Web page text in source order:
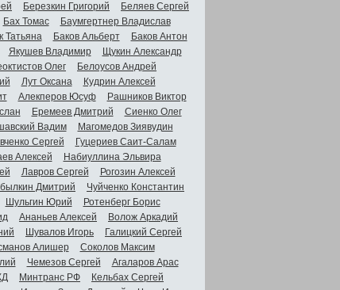
Березкин Григорий
Беляев Сергей
Бах Томас
Баумгертнер Владислав
Татьяна Баков Альберт
Баков Антон
Якушев Владимир
Щукин Александр
Олег
Белоусов Андрей
Лут Оксана
Кудрин Алексей
Алекперов Юсуф
Рашников Виктор
Еремеев Дмитрий
Сиенко Олег
Вадим
Магомедов Зиявудин
Сергей
Гуцериев Саит-Салам
Алексей
Набиуллина Эльвира
Лавров Сергей
Рогозин Алексей
Дмитрий
Чуйченко Константин
Шульгин Юрий
Ротенберг Борис
Ананьев Алексей
Волож Аркадий
Шувалов Игорь
Галицкий Сергей
Алишер
Соколов Максим
Чемезов Сергей
Агаларов Арас
Минтранс РФ
Кельбах Сергей